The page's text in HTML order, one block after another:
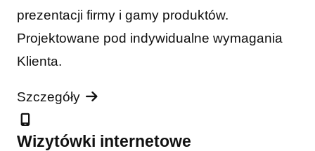
prezentacji firmy i gamy produktów.
Projektowane pod indywidualne wymagania
Klienta.
Szczegóły
Wizytówki internetowe